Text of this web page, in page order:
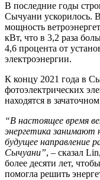
В последние годы
Сычуани ускорилось.
мощность
кВт, что в 3,2 раза
4,6 процента от
электроэнергии.
К концу 2021 года в
фотоэлектрических
находятся в
“В настоящее время
энергетика занимают
будущее направление
Сычуани”, – сказал
более десяти лет,
помогла решить